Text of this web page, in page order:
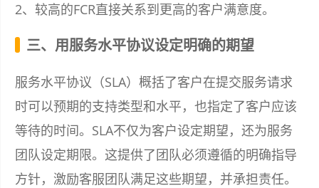
2、较高的FCR直接关系到更高的客户满意度。
三、用服务水平协议设定明确的期望
服务水平协议（SLA）概括了客户在提交服务请求
时可以预期的支持类型和水平，也指定了客户应该
等待的时间。SLA不仅为客户设定期望，还为服务
团队设定期限。这提供了团队必须遵循的明确指导
方针，激励客服团队满足这些期望，并承担责任。